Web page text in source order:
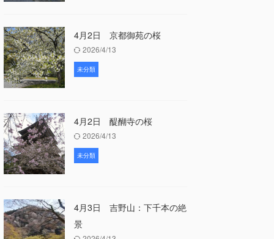
4月2日 京都御苑の桜
2026/4/13
未分類
4月2日 醍醐寺の桜
2026/4/13
未分類
4月3日 吉野山：下千本の絶
景